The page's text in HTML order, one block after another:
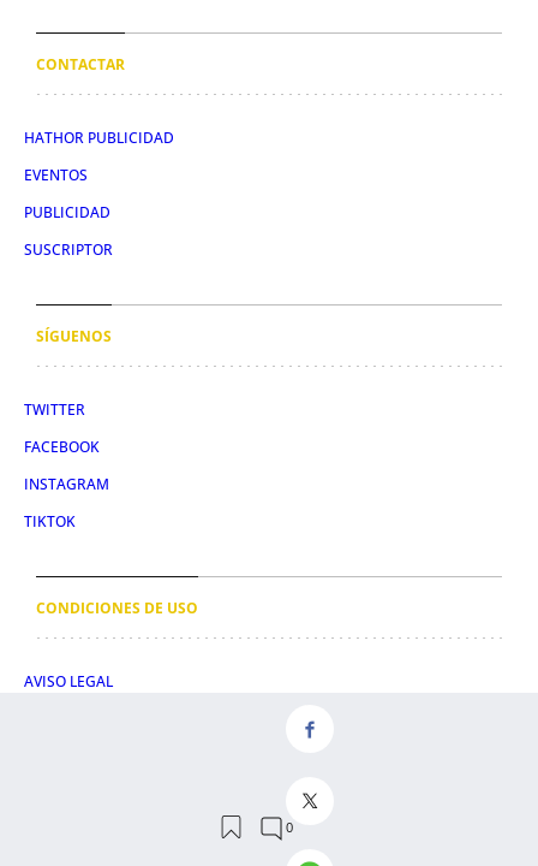
CONTACTAR
HATHOR PUBLICIDAD
EVENTOS
PUBLICIDAD
SUSCRIPTOR
SÍGUENOS
TWITTER
FACEBOOK
INSTAGRAM
TIKTOK
CONDICIONES DE USO
AVISO LEGAL